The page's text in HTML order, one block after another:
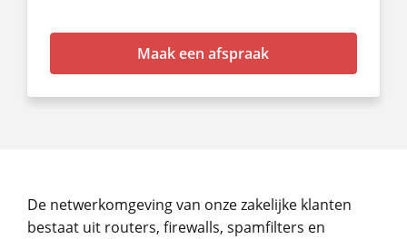
Maak een afspraak
De netwerkomgeving van onze zakelijke klanten
bestaat uit routers, firewalls, spamfilters en